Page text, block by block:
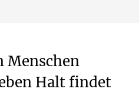
Menschen
Haltfindet